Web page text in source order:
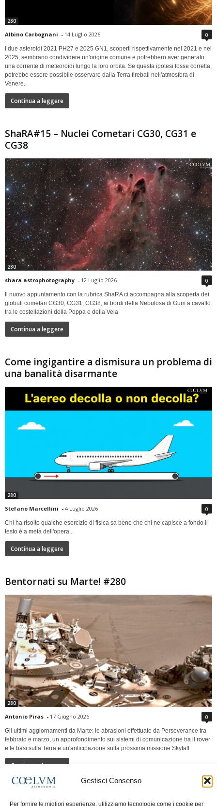
Gestisci Consenso
Per fornire le migliori esperienze, utilizziamo tecnologie come i cookie per
280
Albino Carbognani - 14 Luglio 2026 0
I due asteroidi 2021 PH27 e 2025 GN1, scoperti rispettivamente nel 2021 e nel
2025, sembrano condividere un'origine comune e potrebbero aver generato
una corrente di meteoroidi lungo la loro orbita. Se questa ipotesi fosse corretta,
potrebbe essere possibile osservare dalla Terra fireball nell'atmosfera di
Venere.
Continua a leggere
ShaRA#15 – Nuclei Cometari CG30, CG31 e
CG38
280
shara.astrophotography - 12 Luglio 2026 0
Il nuovo appuntamento con la rubrica ShaRA ci accompagna alla scoperta dei
globuli cometari CG30, CG31, CG38, ai bordi della Nebulosa di Gum a cavallo
tra le costellazioni della Poppa e della Vela
Continua a leggere
Come ingigantire a dismisura un problema di
una banalità disarmante
280
Stefano Marcellini - 4 Luglio 2026 0
Chi ha risolto qualche esercizio di fisica sa bene che chi ne capisce a fondo il
testo è a metà dell'opera...
Continua a leggere
Bentornati su Marte! #280
280
Antonio Piras - 17 Giugno 2026 0
Gli ultimi aggiornamenti da Marte: le abrasioni effettuate da Perseverance tra
febbraio e marzo, un approfondimento sui sistemi di comunicazione tra il rover
e le basi sulla Terra e un'anticipazione sulla prossima missione Skyfall
Continua a leggere